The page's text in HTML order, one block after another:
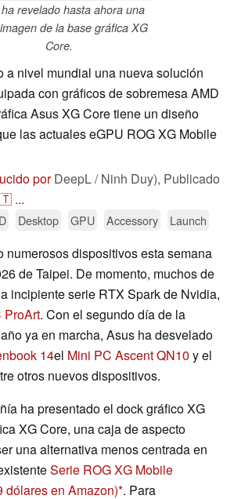
revelado hasta ahora una
de la base gráfica XG
Core.
a nivel mundial una nueva solución
con gráficos de sobremesa AMD
Asus XG Core tiene un diseño
las actuales eGPU ROG XG Mobile
porDeepL / Ninh Duy), Publicado
...
Desktop GPU Accessory Launch
numerosos dispositivos esta semana
de Taipei. De momento, muchos de
incipiente serie RTX Spark de Nvidia,
ProArt. Con el segundo día de la
ya en marcha, Asus ha desvelado
14el Mini PC Ascent QN10 y el
otros nuevos dispositivos.
ha presentado el dock gráfico XG
XG Core, una caja de aspecto
una alternativa menos centrada en
Serie ROG XG Mobile
dólares en Amazon) . Para